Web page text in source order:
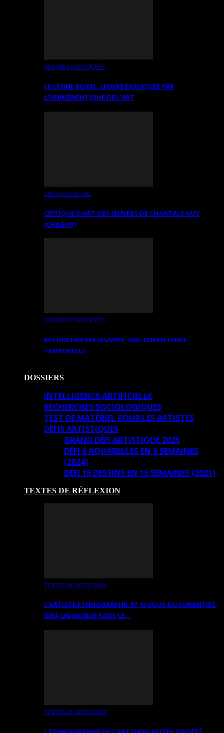
OEUVRES EXPLIQUÉES
LE CYGNE ROYAL. ŒUVRE EXPLIQUÉE PAR
L’HERMÉNEUTIQUE DE L’ART
CRITIQUES D’ART
CRITIQUE D’ART DES ŒUVRES DE CHANTALE GUY
(CHAGUY)
OEUVRES EXPLIQUÉES
RETOUCHER SES ŒUVRES. UNE COEXISTENCE
TEMPORELLE
DOSSIERS
INTELLIGENCE ARTIFICIELLE
RECHERCHES SOCIOLOGIQUES
TEST DE MATÉRIEL POUR LES ARTISTES
DÉFIS ARTISTIQUES
GRAND DÉFI ARTISTIQUE 2025
DÉFI 6 AQUARELLES EN 6 SEMAINES
(2024)
DÉFI 15 DESSINS EN 15 SEMAINES (2021)
TEXTES DE RÉFLEXION
TEXTES DE RÉFLEXION
L’ARTISTE ETHNOGRAPHE: ET SI VOUS DOCUMENTIEZ
DÉJÀ UN MONDE SANS LE…
TEXTES DE RÉFLEXION